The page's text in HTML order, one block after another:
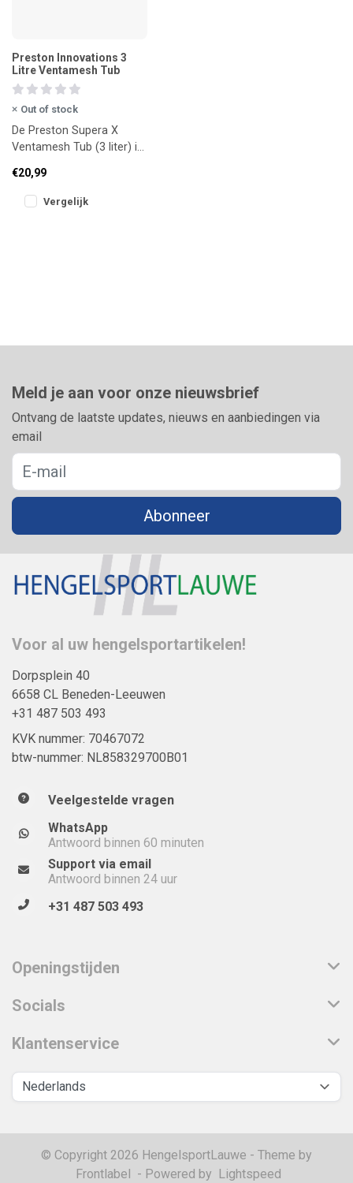
Preston Innovations 3
Litre Ventamesh Tub
Out of stock
De Preston Supera X
Ventamesh Tub (3 liter) is
en vervoeren van levend
aas z
€20,99
Vergelijk
Meld je aan voor onze nieuwsbrief
Ontvang de laatste updates, nieuws en aanbiedingen via
email
Abonneer
Voor al uw hengelsportartikelen!
Dorpsplein 40
6658 CL Beneden-Leeuwen
+31 487 503 493
KVK nummer: 70467072
btw-nummer: NL858329700B01
Veelgestelde vragen
WhatsApp
Antwoord binnen 60 minuten
Support via email
Antwoord binnen 24 uur
+31 487 503 493
Openingstijden
Socials
Klantenservice
© Copyright 2026 HengelsportLauwe - Theme by
Frontlabel
- Powered by Lightspeed